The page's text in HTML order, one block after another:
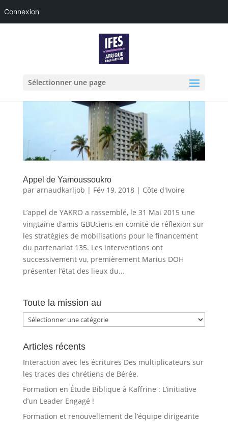
Connexion
Sélectionner une page
Appel de Yamoussoukro
par arnaudkarljob | Fév 19, 2018| Côte d'Ivoire
L’appel de YAKRO a rassemblé, le 31 Mai 2015 une
vingtaine d’amis GBUciens en comité de réflexion sur
les stratégies de mobilisations pour le financement
du partenariat 135. Les interventions ont
successivement vu, premièrement Marius DOH
présenter l’état des lieux du...
Toute la mission au
Toute
la
mission
Articles récents
Interaction avec les écritures Des multiplicateurs sur
les traces des chrétiens de Bérée.
Formation en Étude Biblique à Kaffrine : L’initiative
d’un Leader Engagé !
Formation et renouvellement de l’équipe dirigeante